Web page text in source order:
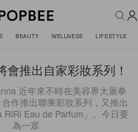
BEAUTY WELLNESS LIFESTYLE
會推出自家彩妝系列！
近年來不時在美容界大展拳
作推出聯乘彩妝系列，又推出
Eau de Parfum」。今日要
為一眾